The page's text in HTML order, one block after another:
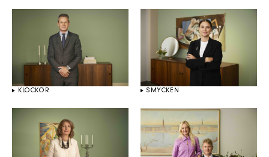
KLOCKOR SMYCKEN